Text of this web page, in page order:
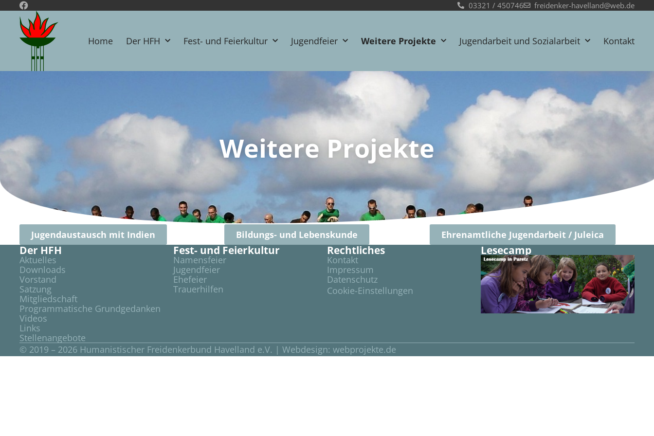
03321 / 450746 freidenker-havelland@web.de
Home Der HFH Fest- und Feierkultur Jugendfeier Weitere Projekte Jugendarbeit und Sozialarbeit Kontakt
Weitere Projekte
Jugendaustausch mit Indien Bildungs- und Lebenskunde Ehrenamtliche Jugendarbeit / Juleica
Der HFH
Aktuelles
Downloads
Vorstand
Satzung
Mitgliedschaft
Programmatische Grundgedanken
Videos
Links
Stellenangebote
Fest- und Feierkultur
Namensfeier
Jugendfeier
Ehefeier
Trauerhilfen
Rechtliches
Kontakt
Impressum
Datenschutz
Cookie-Einstellungen
Lesecamp
© 2019 – 2026 Humanistischer Freidenkerbund Havelland e.V. | Webdesign: webprojekte.de